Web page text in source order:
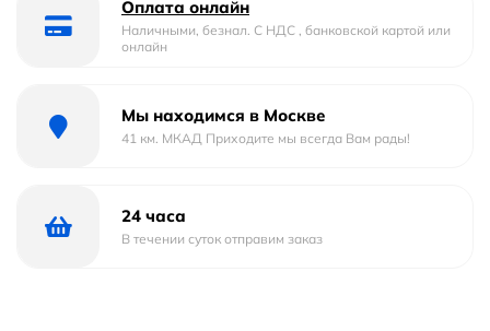
отверстия.
В комплекте поставки:
Ручной душ.
Штанга.
Мыльница.
Набор креплений.
Оплата онлайн
Наличными, безнал. С НДС , банковской картой или
онлайн
Мы находимся в Москве
41 км. МКАД Приходите мы всегда Вам рады!
24 часа
В течении суток отправим заказ